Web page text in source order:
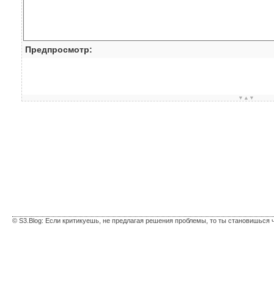
Предпросмотр:
▼▲▼
© S3.Blog: Если критикуешь, не предлагая решения проблемы, то ты становишься